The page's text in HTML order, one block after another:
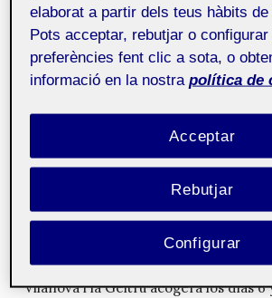
Hablamos con Ana Jiménez,
fans. Artista profesional en el mundo
ilustrad...
con realidad aumentada
Creación de una aplicación de
añade capas de información
interactiv...
Festival Blanc 2015 22 d'octubre de 2015
Vilanova i la Geltrú acogerá los días 6
elaborat a partir dels teus hàbits de
Pots acceptar, rebutjar o
preferències fent clic a sota, o
informació en la nostra política de
Rebutjar
Acceptar
Configurar